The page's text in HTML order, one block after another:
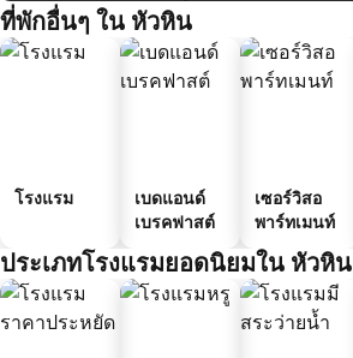
ที่พักอื่นๆ ใน หัวหิน
โรงแรม
เบดแอนด์
เบรคฟาสต์
เซอร์วิสอ
พาร์ทเมนท์
ประเภทโรงแรมยอดนิยมใน หัวหิน